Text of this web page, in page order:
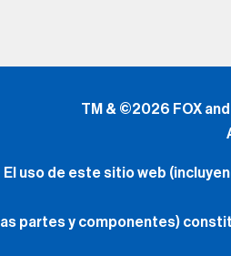
TM & ©2026 FOX
El uso de este sitio web
las partes y componentes)